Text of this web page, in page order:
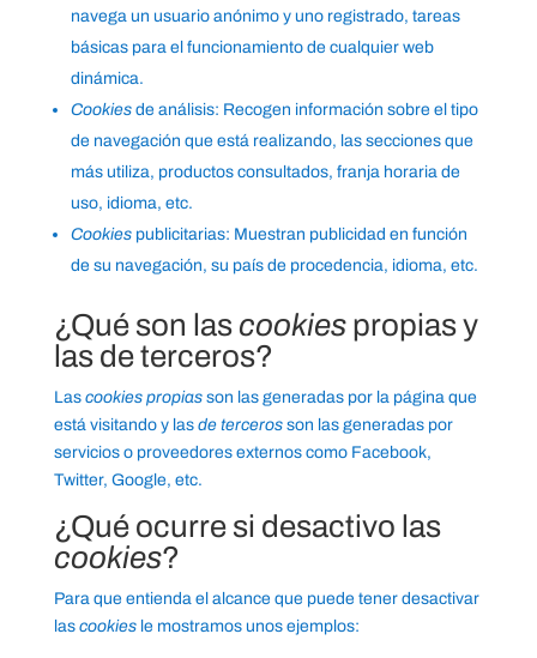
navega un usuario anónimo y uno registrado, tareas
básicas para el funcionamiento de cualquier web
dinámica.
Cookiesde análisis: Recogen información sobre el tipo
de navegación que está realizando, las secciones que
más utiliza, productos consultados, franja horaria de
uso, idioma, etc.
Cookiespublicitarias: Muestran publicidad en función
de su navegación, su país de procedencia, idioma, etc.
¿Qué son las cookiespropias y
las de terceros?
Las cookies propiasson las generadas por la página que
está visitando y las de tercerosson las generadas por
servicios o proveedores externos como Facebook,
Twitter, Google, etc.
¿Qué ocurre si desactivo las
cookies?
Para que entienda el alcance que puede tener desactivar
las cookiesle mostramos unos ejemplos: